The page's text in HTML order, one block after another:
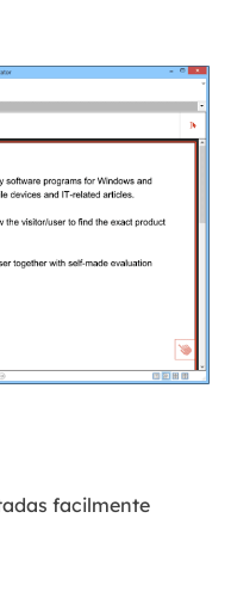
facilmente